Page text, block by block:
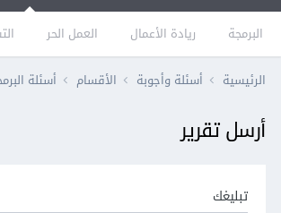
البرمجة ريادة الأعمال العمل الحر
الرئيسية أسئلة وأجوبة الأقسام أسئلة
أرسل تقرير
تبليغك